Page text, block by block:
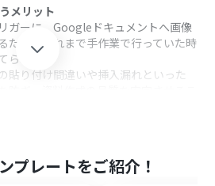
メリット
ガーに、Googleドキュメントへ画像
ため、これまで手作業で行っていた時
られます
貼り付け間違いや挿入漏れといった
ォームトリガーを選択し、「フォーム
いうアクションを設定し、画像ファイ
プレートをご紹介！